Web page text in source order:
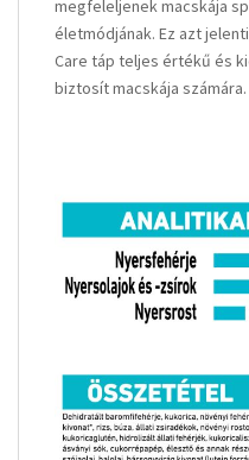
megfeleljenek macskája
életmódjának. Ez azt
Care táp teljes értékű és
biztosít macskája számára.